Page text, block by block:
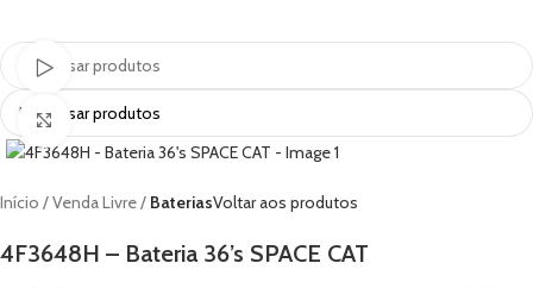
Ver vídeo
Clique para ampliar
Início Venda Livre BateriasVoltar aos produtos
4F3648H – Bateria 36’s SPACE CAT